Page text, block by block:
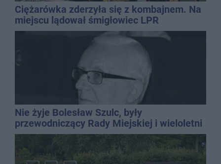
Ciężarówka zderzyła się z kombajnem. Na
miejscu lądował śmigłowiec LPR
Nie żyje Bolesław Szulc, były
przewodniczący Rady Miejskiej i wieloletni
dyrektor SP 14